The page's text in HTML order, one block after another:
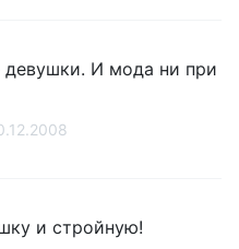
девушки. И мода ни при
и стройную!